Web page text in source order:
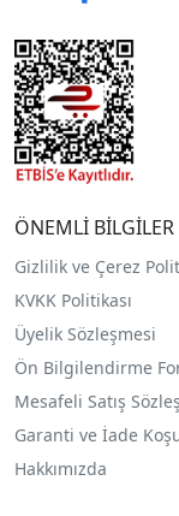
ÖNEMLİ BİLGİLER
Gizlilik ve Çerez
KVKK Politikası
Üyelik Sözleşmesi
Ön Bilgilendirme
Mesafeli Satış
Garanti ve İade
Hakkımızda